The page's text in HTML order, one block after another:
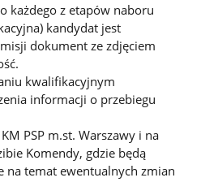
każdego z etapów naboru
kandydat jest
dokument ze zdjęciem
kwalifikacyjnym
informacji o przebiegu
PSP m.st. Warszawy i na
Komendy, gdzie będą
na temat ewentualnych zmian